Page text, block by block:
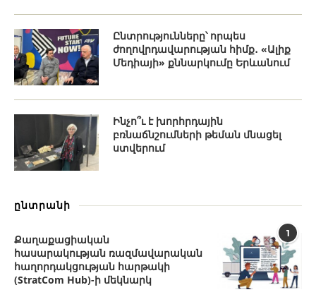
Ընտրությունները՝ որպես
ժողովրդավարության հիմք․ «Ալիք
Մեդիայի» քննարկումը Երևանում
Ինչո՞ւ է խորհրդային
բռնաճնշումների թեման մնացել
ստվերում
ընտրանի
1
Քաղաքացիական
հասարակության ռազմավարական
հաղորդակցության հարթակի
(StratCom Hub)-ի մեկնարկ